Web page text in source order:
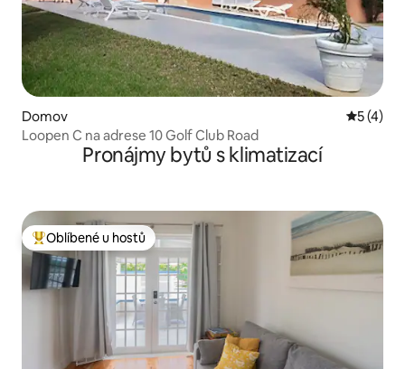
Domov
5 (4)
Loopen C na adrese 10 Golf Club Road
Pronájmy bytů s klimatizací
Nejlepší v kategorii Oblíbené u hostů
Oblíbené u hostů